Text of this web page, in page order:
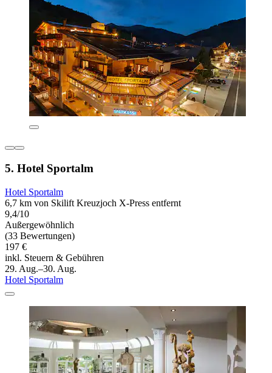
5. Hotel Sportalm
Hotel Sportalm
6,7 km von Skilift Kreuzjoch X-Press entfernt
9,4/10
Außergewöhnlich
(33 Bewertungen)
197 €
inkl. Steuern & Gebühren
29. Aug.–30. Aug.
Hotel Sportalm